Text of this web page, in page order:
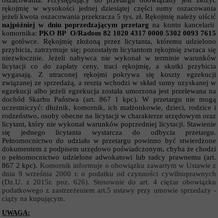
rękojmię w wysokości jednej dziesiątej części sumy oszacowania
jeżeli kwota oszacowania przekracza 5 tys. zł. Rękojmię należy uiścić
najpóźniej w dniu poprzedzającym przetargna konto kancelarii
komornika: PKO BP O/Radom 82 1020 4317 0000 5302 0093 7615
w gotówce. Rękojmię złożoną przez licytanta, któremu udzielono
przybicia, zatrzymuje się; pozostałym licytantom rękojmię zwraca się
niezwłocznie. Jeżeli nabywca nie wykonał w terminie warunków
licytacji co do zapłaty ceny, traci rękojmię, a skutki przybicia
wygasają. Z utraconej rękojmi pokrywa się koszty egzekucji
związanej ze sprzedażą, a reszta wchodzi w skład sumy uzyskanej w
egzekucji albo jeżeli egzekucja została umorzona jest przelewana na
dochód Skarbu Państwa (art. 867 1
kpc). W przetargu nie mogą
uczestniczyć: dłużnik, komornik, ich małżonkowie, dzieci, rodzice i
rodzeństwo, osoby obecne na licytacji w charakterze urzędowym oraz
licytant, który nie wykonał warunków poprzedniej licytacji. Stawienie
się jednego licytanta wystarcza do odbycia przetargu.
Pełnomocnictwo do udziału w przetargu powinno być stwierdzone
dokumentem z podpisem urzędowo poświadczonym, chyba że chodzi
o pełnomocnictwo udzielone adwokatowi lub radcy prawnemu (art.
867 2 kpc). Komornik informuje o obowiązku zawartym w Ustawie z
dnia 9 września 2000 r. o podatku od czynności cywilnoprawnych
(Dz.U. z 2015r. poz. 626). Stosownie do art. 4 ciężar obowiązku
podatkowego z zastrzeżeniem art.5 ustawy przy umowie sprzedaży -
ciąży na kupującym.
UWAGA: